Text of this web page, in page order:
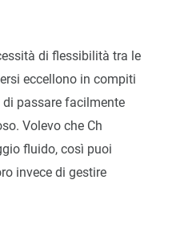
di flessibilità tra le
eccellono in compiti
di passare facilmente
Volevo che Ch
fluido, così puoi
invece di gestire